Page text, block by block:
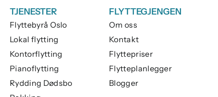
TJENESTER
Flyttebyrå Oslo
Lokal flytting
Kontorflytting
Pianoflytting
Rydding Dødsbo
FLYTTEGJENGEN
Om oss
Kontakt
Flyttepriser
Flytteplanlegger
Blogger